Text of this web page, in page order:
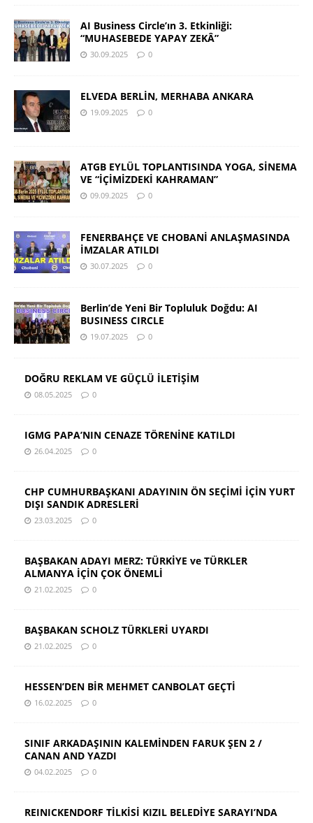
AI Business Circle’ın 3. Etkinliği:
“MUHASEBEDE YAPAY ZEKÂ”
30.09.2025 0
ELVEDA BERLİN, MERHABA ANKARA
19.09.2025 0
ATGB EYLÜL TOPLANTISINDA YOGA, SİNEMA
VE “İÇİMİZDEKİ KAHRAMAN”
09.09.2025 0
FENERBAHÇE VE CHOBANİ ANLAŞMASINDA
İMZALAR ATILDI
30.07.2025 0
Berlin’de Yeni Bir Topluluk Doğdu: AI
BUSINESS CIRCLE
19.07.2025 0
DOĞRU REKLAM VE GÜÇLÜ İLETİŞİM
08.05.2025 0
IGMG PAPA’NIN CENAZE TÖRENİNE KATILDI
26.04.2025 0
CHP CUMHURBAŞKANI ADAYININ ÖN SEÇİMİ İÇİN YURT
DIŞI SANDIK ADRESLERİ
23.03.2025 0
BAŞBAKAN ADAYI MERZ: TÜRKİYE ve TÜRKLER
ALMANYA İÇİN ÇOK ÖNEMLİ
21.02.2025 0
BAŞBAKAN SCHOLZ TÜRKLERİ UYARDI
21.02.2025 0
HESSEN’DEN BİR MEHMET CANBOLAT GEÇTİ
16.02.2025 0
SINIF ARKADAŞININ KALEMİNDEN FARUK ŞEN 2 /
CANAN AND YAZDI
04.02.2025 0
REINICKENDORF TİLKİSİ KIZIL BELEDİYE SARAYI’NDA